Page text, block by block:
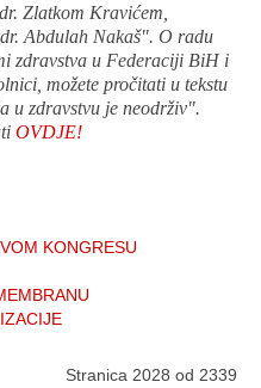
Zlatkom Kravićem,
Abdulah Nakaš". O radu
zdravstva u Federaciji BiH i
možete pročitati u tekstu
u zdravstvu je neodrživ".
OVDJE!
KONGRESU
Stranica 2028 od 2339